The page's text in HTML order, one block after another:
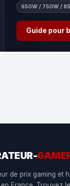
650W / 750W /
Guide pour
de prix gaming et